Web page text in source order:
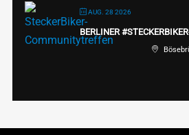
AUG. 28 2026
BERLINER